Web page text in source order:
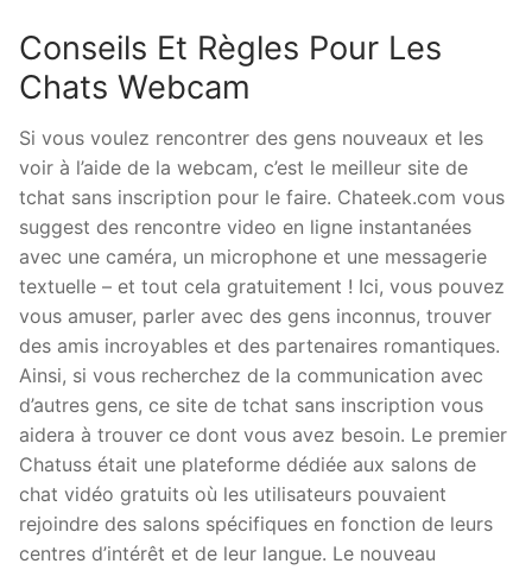
Conseils Et Règles Pour Les
Chats Webcam
Si vous voulez rencontrer des gens nouveaux et les
voir à l’aide de la webcam, c’est le meilleur site de
tchat sans inscription pour le faire. Chateek.com vous
suggest des rencontre video en ligne instantanées
avec une caméra, un microphone et une messagerie
textuelle – et tout cela gratuitement ! Ici, vous pouvez
vous amuser, parler avec des gens inconnus, trouver
des amis incroyables et des partenaires romantiques.
Ainsi, si vous recherchez de la communication avec
d’autres gens, ce site de tchat sans inscription vous
aidera à trouver ce dont vous avez besoin. Le premier
Chatuss était une plateforme dédiée aux salons de
chat vidéo gratuits où les utilisateurs pouvaient
rejoindre des salons spécifiques en fonction de leurs
centres d’intérêt et de leur langue. Le nouveau